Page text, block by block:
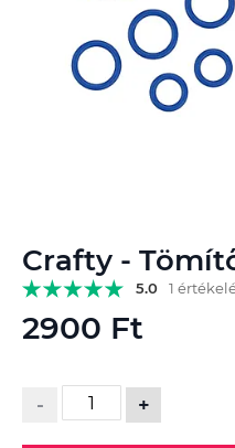
Crafty -
5.0 1
2900 Ft
- +
a
képgaléria
elejére